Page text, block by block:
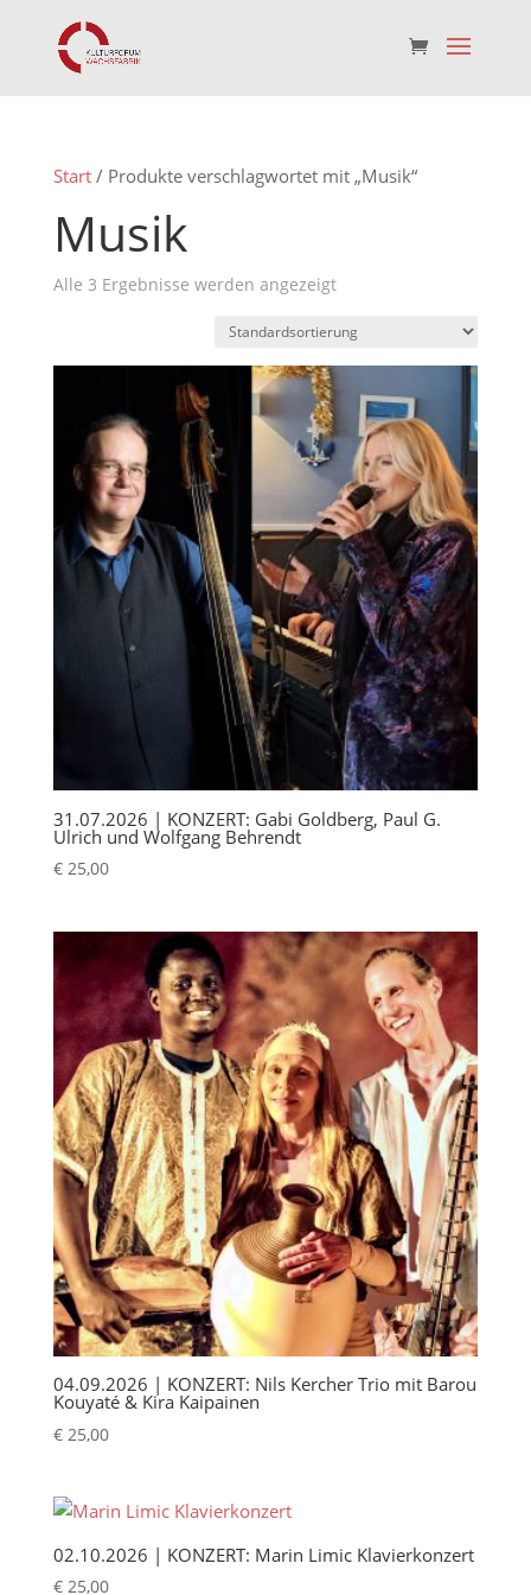
Start/ Produkte verschlagwortet mit „Musik“
Musik
Alle 3 Ergebnisse werden angezeigt
31.07.2026 | KONZERT: Gabi Goldberg, Paul G.
Ulrich und Wolfgang Behrendt
€25,00
04.09.2026 | KONZERT: Nils Kercher Trio mit Barou
Kouyaté & Kira Kaipainen
€25,00
02.10.2026 | KONZERT: Marin Limic Klavierkonzert
€25,00